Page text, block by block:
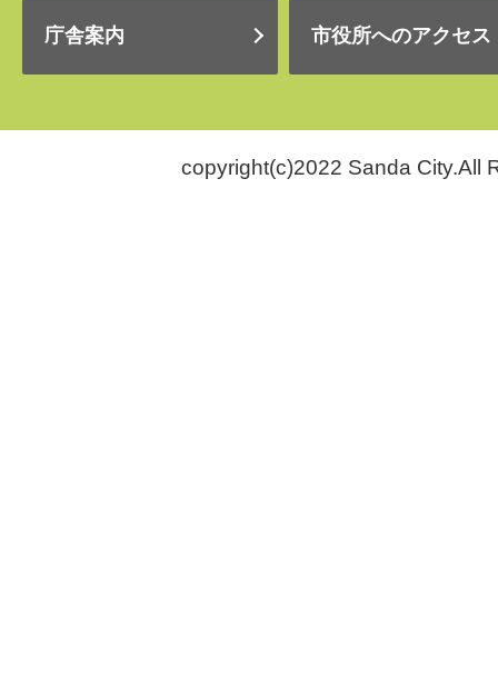
庁舎案内 市役所へのアクセス
copyright(c)2022 Sanda City.All